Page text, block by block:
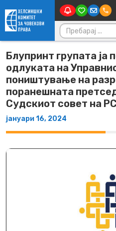
Skip to content
Пребарувај за:
Блупринт групата ја
одлуката на
поништување на
поранешната
Судскиот совет на
јануари 16, 2024